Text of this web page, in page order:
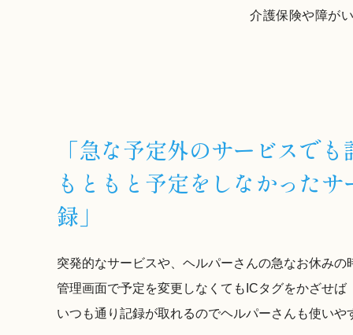
介護保険や障が
「急な予定外のサービスで
もともと予定をしなかった
録」
突発的なサービスや、ヘルパーさんの急なお休みの
管理画面で予定を変更しなくてもICタグをかざせば
いつも通り記録が取れるのでヘルパーさんも使いや